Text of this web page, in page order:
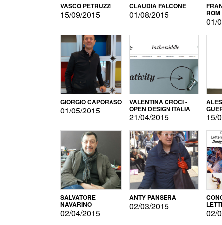
VASCO PETRUZZI
15/09/2015
CLAUDIA FALCONE
01/08/2015
01/
GIORGIO CAPORASO
01/05/2015
VALENTINA CROCI -
OPEN DESIGN ITALIA
21/04/2015 15/
SALVATORE
NAVARINO
02/04/2015
ANTY PANSERA
02/03/2015
02/